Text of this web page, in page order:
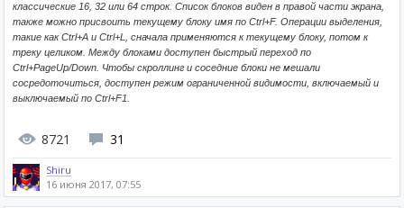
классические 16, 32 или 64 строк. Список блоков виден в правой части экрана,
также можно присвоить текущему блоку имя по Ctrl+F. Операции выделения,
такие как Ctrl+A и Ctrl+L, сначала применяются к текущему блоку, потом к
треку целиком. Между блоками доступен быстрый переход по
Ctrl+PageUp/Down. Чтобы скроллинг и соседние блоки не мешали
сосредоточиться, доступен режим ограниченной видимости, включаемый и
выключаемый по Ctrl+F1.
8721 31
Shiru
16 июня 2017, 07:55